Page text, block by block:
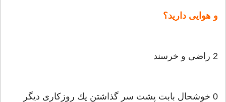
و هوایی‌ دارید؟
2 راضی‌ و خرسند
0 خوشحال‌ بابت‌ پشت‌ سر گذاشتن‌ یك‌ روزكاری‌ دیگر